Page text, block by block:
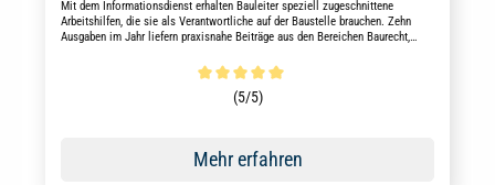
Mit dem Informationsdienst erhalten Bauleiter speziell zugeschnittene
Arbeitshilfen, die sie als Verantwortliche auf der Baustelle brauchen. Zehn
Ausgaben im Jahr liefern praxisnahe Beiträge aus den Bereichen Baurecht,
Durchschnittliche Bewertung von 5 von 5 Sternen
(5/5)
Mehr erfahren